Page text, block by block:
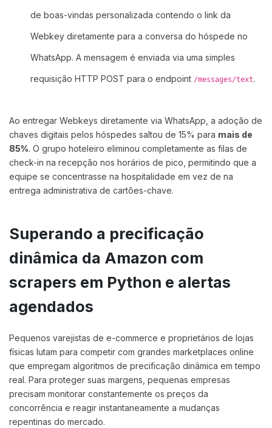
de boas-vindas personalizada contendo o link da
Webkey diretamente para a conversa do hóspede no
WhatsApp. A mensagem é enviada via uma simples
requisição HTTP POST para o endpoint /messages/text.
Ao entregar Webkeys diretamente via WhatsApp, a adoção de
chaves digitais pelos hóspedes saltou de 15% para mais de
85%. O grupo hoteleiro eliminou completamente as filas de
check-in na recepção nos horários de pico, permitindo que a
equipe se concentrasse na hospitalidade em vez de na
entrega administrativa de cartões-chave.
Superando a precificação
dinâmica da Amazon com
scrapers em Python e alertas
agendados
Pequenos varejistas de e-commerce e proprietários de lojas
físicas lutam para competir com grandes marketplaces online
que empregam algoritmos de precificação dinâmica em tempo
real. Para proteger suas margens, pequenas empresas
precisam monitorar constantemente os preços da
concorrência e reagir instantaneamente a mudanças
repentinas do mercado.